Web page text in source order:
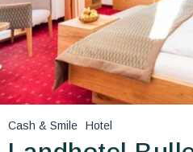
World’s Best Hotels
Hacer que viajes
Estancia temática
Cash & Smile Hotel